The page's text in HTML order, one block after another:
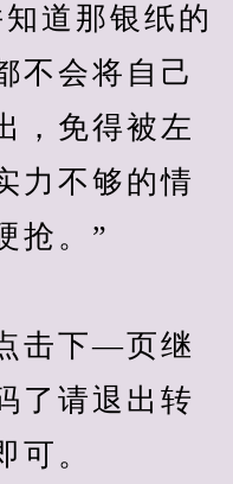
道那银纸的
不会将自己
，免得被左
力不够的情
抢。”
下—页继
了请退出转
可。